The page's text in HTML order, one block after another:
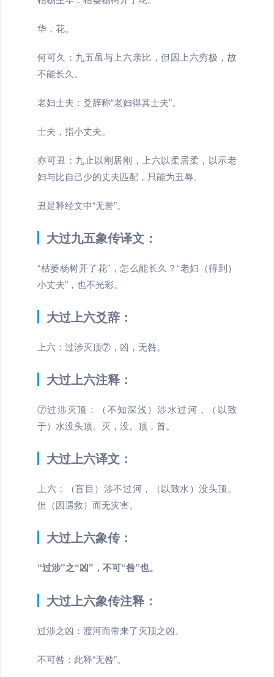
华，花。
何可久：九五虽与上六亲比，但因上六穷极，故
不能长久。
老妇士夫：爻辞称“老妇得其士夫”。
士夫，指小丈夫。
亦可丑：九止以刚居刚，上六以柔居柔，以示老
妇与比自己少的丈夫匹配，只能为丑辱。
丑是释经文中“无誉”。
大过九五象传译文：
“枯萎杨树开了花”，怎么能长久？“老妇（得到）
小丈夫”，也不光彩。
大过上六爻辞：
上六：过涉灭顶⑦，凶，无咎。
大过上六注释：
⑦过涉灭顶：（不知深浅）涉水过河，（以致
于）水没头顶。灭，没。顶，首。
大过上六译文：
上六：（盲目）涉不过河，（以致水）没头顶。
但（因遇救）而无灾害。
大过上六象传：
“过涉”之“凶”，不可“咎”也。
大过上六象传注释：
过涉之凶：渡河而带来了灭顶之凶。
不可咎：此释“无咎”。